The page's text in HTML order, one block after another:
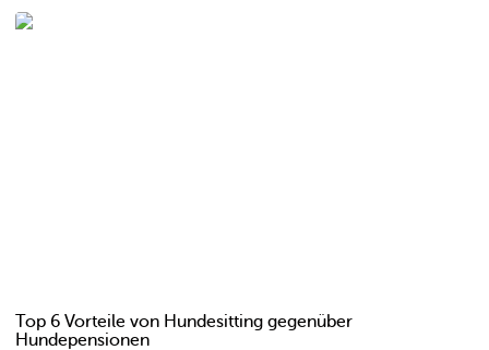
Top 6 Vorteile von Hundesitting gegenüber
Hundepensionen